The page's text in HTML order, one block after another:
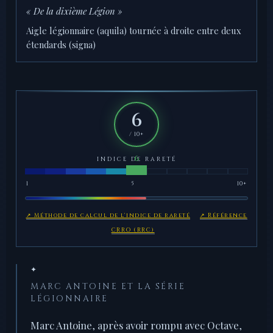
« De la dixième Légion »
Aigle légionnaire (aquila) tournée à droite entre deux
étendards (signa)
6
/ 10+
INDICE DE RARETÉ
1 5 10+
↗ Méthode de calcul de l'indice de rareté
↗ Référence
CRRO (RRC)
✦
MARC ANTOINE ET LA SÉRIE
LÉGIONNAIRE
Marc Antoine, après avoir rompu avec Octave,